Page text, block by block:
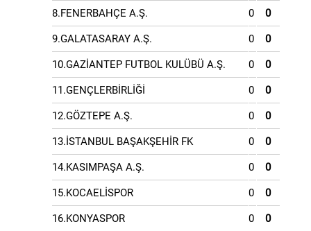
8.FENERBAHÇE A.Ş. 0 0
9.GALATASARAY A.Ş. 0 0
10.GAZİANTEP FUTBOL KULÜBÜ A.Ş. 0 0
11.GENÇLERBİRLİĞİ 0 0
12.GÖZTEPE A.Ş. 0 0
13.İSTANBUL BAŞAKŞEHİR FK 0 0
14.KASIMPAŞA A.Ş. 0 0
15.KOCAELİSPOR 0 0
16.KONYASPOR 0 0